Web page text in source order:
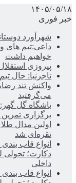
۱۴۰۵/۰۵/۱۸
خبر فوری
شهرآورد
داعی:تیم های
خواهیم داشت
پیروزی
تاجرنیا: حال
واکنش تند
می‌گرفتید
باشگاه گل
برگزاری تمرین
اولین مدال
نقره‌ای شد
انواع قاب
دکارت؛
داخلی
انواع قاب